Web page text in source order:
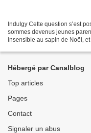
Indulgy Cette question s’est
sommes devenus jeunes
insensible au sapin de Noël,
Hébergé par Canalblog
Top articles
Pages
Contact
Signaler un abus